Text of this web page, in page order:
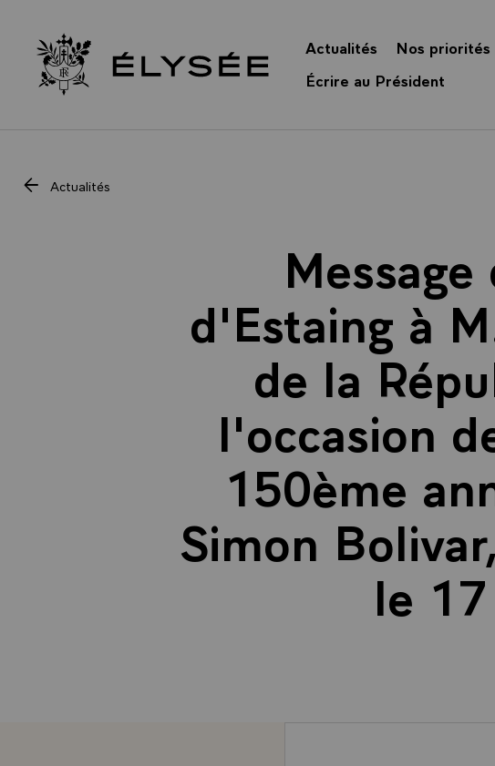
Retour à l’accueil Élysée
Actualités Nos priorités
Écrire au Président
Actualités
d'Estaing à
de la
l'occasion
150ème
Simon
le